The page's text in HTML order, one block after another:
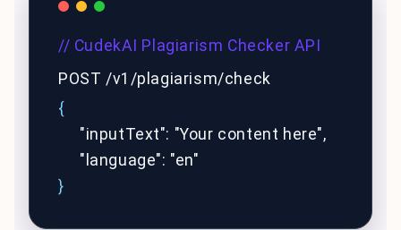
// CudekAI Plagiarism Checker API
POST /v1/plagiarism/check
{
"inputText": "Your content here",
"language": "en"
}